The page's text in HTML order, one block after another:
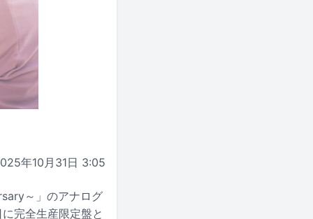
年10月31日 3:05
～」のアナログ
完全生産限定盤と